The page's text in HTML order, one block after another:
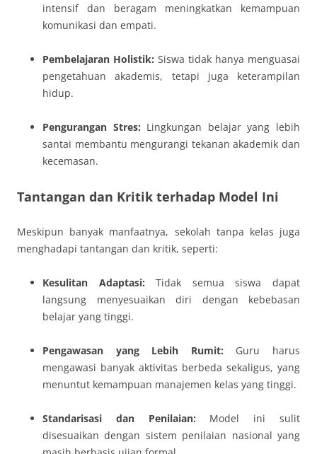
intensif dan beragam meningkatkan kemampuan
komunikasi dan empati.
Pembelajaran Holistik: Siswa tidak hanya menguasai
pengetahuan akademis, tetapi juga keterampilan
hidup.
Pengurangan Stres: Lingkungan belajar yang lebih
santai membantu mengurangi tekanan akademik dan
kecemasan.
Tantangan dan Kritik terhadap Model Ini
Meskipun banyak manfaatnya, sekolah tanpa kelas juga
menghadapi tantangan dan kritik, seperti:
Kesulitan Adaptasi: Tidak semua siswa dapat
langsung menyesuaikan diri dengan kebebasan
belajar yang tinggi.
Pengawasan yang Lebih Rumit: Guru harus
mengawasi banyak aktivitas berbeda sekaligus, yang
menuntut kemampuan manajemen kelas yang tinggi.
Standarisasi dan Penilaian: Model ini sulit
disesuaikan dengan sistem penilaian nasional yang